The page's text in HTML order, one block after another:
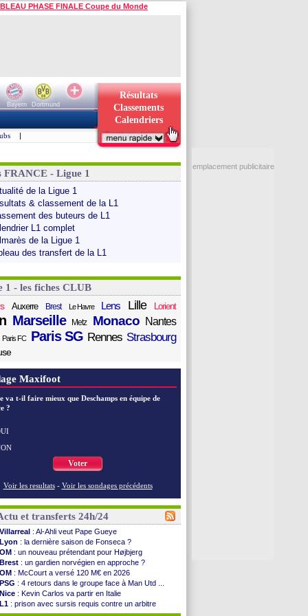
PHASE FINALE Coupe du Monde
Bayern
Dortmund
Résultats
Classements
Calendriers
|
FRANCE - Ligue 1
de la Ligue 1
& classement de la L1
des buteurs de L1
L1 complet
de la Ligue 1
des transfert de la L1
1 - les fiches CLUB
Auxerre Brest Le Havre Lens Lille Lorient
Marseille Metz Monaco Nantes
Paris FC Paris SG Rennes Strasbourg
Maxifoot
va t-il faire mieux que Deschamps en équipe de
?
Voter
Voir les resultats - Voir les sondages précédents
et transferts 24h/24
Villarreal : Al-Ahli veut Pape Gueye
Lyon : la dernière saison de Fonseca ?
OM : un nouveau prétendant pour Højbjerg
Brest : un gardien norvégien en approche ?
OM : McCourt a versé 120 M€ en 2026
PSG : 4 retours dans le groupe face à Man Utd ...
Nice : Kevin Carlos va partir en Italie
L1 : prison avec sursis requis contre un arbitre
Leganés: c'est signé pour Luca Zidane (off.)
emplacement publicitaire